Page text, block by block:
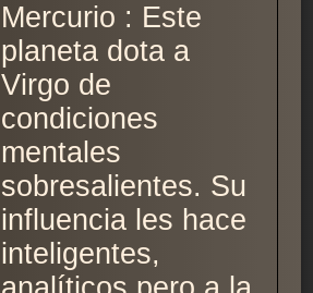
Mercurio : Este
planeta dota a
Virgo de
condiciones
mentales
sobresalientes. Su
influencia les hace
inteligentes,